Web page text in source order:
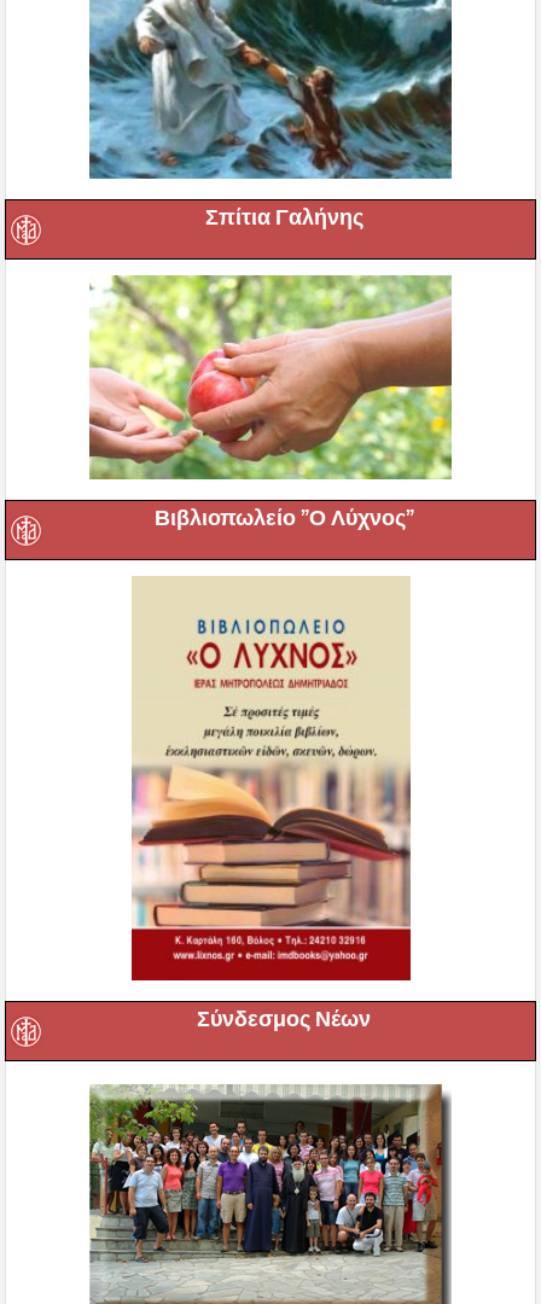
Σπίτια Γαλήνης
Βιβλιοπωλείο ”Ο Λύχνος”
Σύνδεσμος Νέων